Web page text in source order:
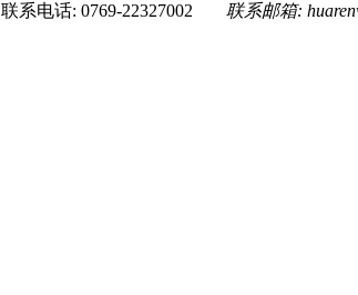
联系电话: 0769-22327002 联系邮箱: